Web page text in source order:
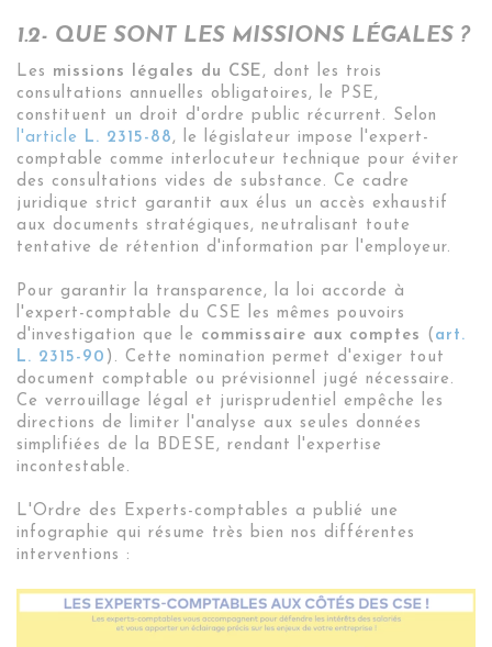
1.2- QUE SONT LES MISSIONS LÉGALES ?
Les missions légales du CSE, dont les trois
consultations annuelles obligatoires, le PSE,
constituent un droit d'ordre public récurrent. Selon
l'article L. 2315-88, le législateur impose l'expert-
comptable comme interlocuteur technique pour éviter
des consultations vides de substance. Ce cadre
juridique strict garantit aux élus un accès exhaustif
aux documents stratégiques, neutralisant toute
tentative de rétention d'information par l'employeur.
Pour garantir la transparence, la loi accorde à
l'expert-comptable du CSE les mêmes pouvoirs
d'investigation que le commissaire aux comptes ( a rt.
L. 2315-90 ). Cette nomination permet d'exiger tout
document comptable ou prévisionnel jugé nécessaire.
Ce verrouillage légal et jurisprudentiel empêche les
directions de limiter l'analyse aux seules données
simplifiées de la BDESE, rendant l'expertise
incontestable.
L'Ordre des Experts-comptables a publié une
infographie qui résume très bien nos différentes
interventions :